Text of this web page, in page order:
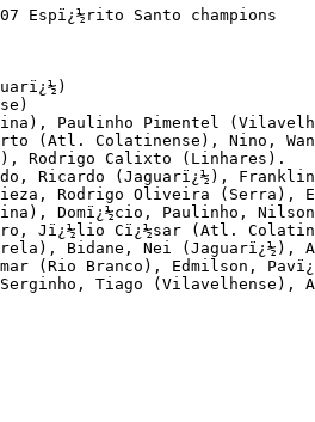
Espï¿½rito Santo champions
Paulinho Pimentel
(Atl. Colatinense), Nino,
Rodrigo Calixto (Linhares).
Ricardo (Jaguarï¿½),
Rodrigo Oliveira (Serra),
Domï¿½cio, Paulinho,
Jï¿½lio Cï¿½sar (Atl.
Bidane, Nei
(Rio Branco), Edmilson,
Tiago (Vilavelhense),